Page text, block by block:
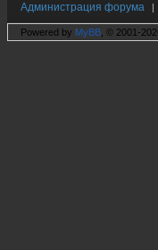
Администрация форума |
Powered by MyBB , © 2001-